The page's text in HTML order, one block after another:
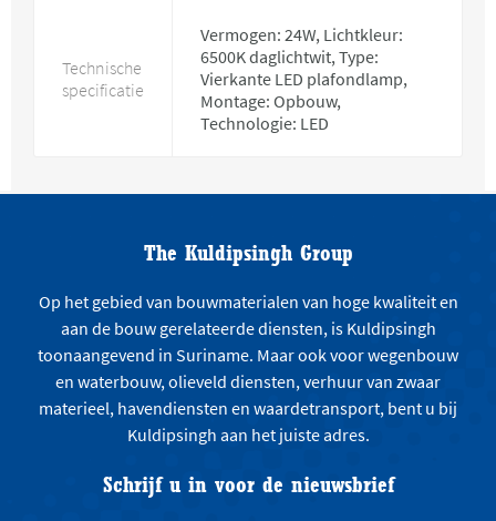
Technische
specificatie
Vermogen: 24W, Lichtkleur:
6500K daglichtwit, Type:
Vierkante LED plafondlamp,
Montage: Opbouw,
Technologie: LED
The Kuldipsingh Group
Op het gebied van bouwmaterialen van hoge kwaliteit en
aan de bouw gerelateerde diensten, is Kuldipsingh
toonaangevend in Suriname. Maar ook voor wegenbouw
en waterbouw, olieveld diensten, verhuur van zwaar
materieel, havendiensten en waardetransport, bent u bij
Kuldipsingh aan het juiste adres.
Schrijf u in voor de nieuwsbrief